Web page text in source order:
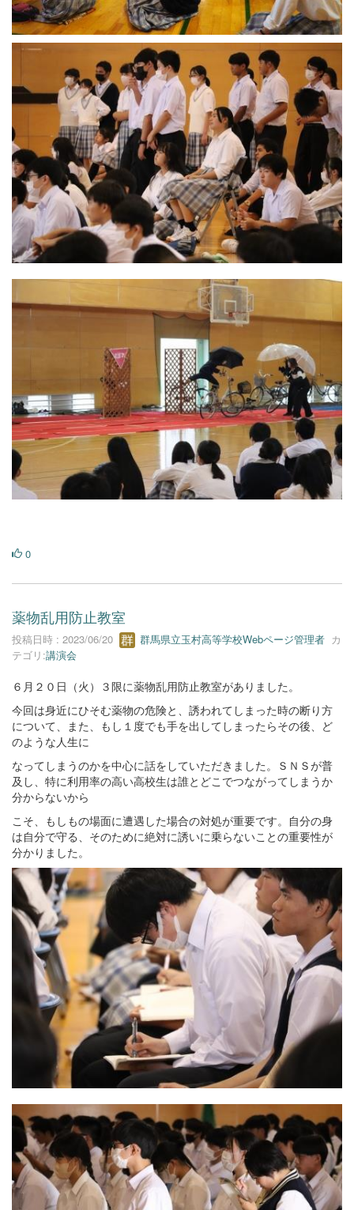
0
薬物乱用防止教室
投稿日時 : 2023/06/20 群馬県立玉村高等学校Webページ管理者 カ
テゴリ:講演会
６月２０日（火）３限に薬物乱用防止教室がありました。
今回は身近にひそむ薬物の危険と、誘われてしまった時の断り方
について、また、もし１度でも手を出してしまったらその後、ど
のような人生に
なってしまうのかを中心に話をしていただきました。ＳＮＳが普
及し、特に利用率の高い高校生は誰とどこでつながってしまうか
分からないから
こそ、もしもの場面に遭遇した場合の対処が重要です。自分の身
は自分で守る、そのために絶対に誘いに乗らないことの重要性が
分かりました。